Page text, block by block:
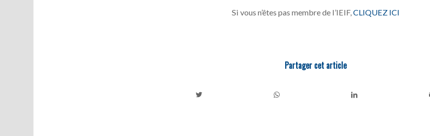
Si vous n’êtes pas membre de l’IEIF,CLIQUEZ ICI
Partager cet article